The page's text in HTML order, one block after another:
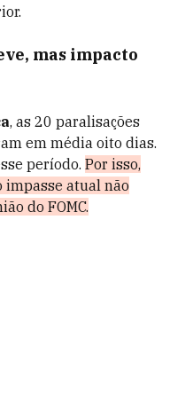
mas impacto
, as 20 paralisações
em média oito dias.
período. Por isso,
impasse atual não
do FOMC.